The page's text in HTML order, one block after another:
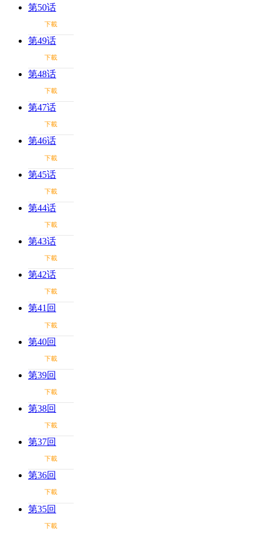
第50话
下載
第49话
下載
第48话
下載
第47话
下載
第46话
下載
第45话
下載
第44话
下載
第43话
下載
第42话
下載
第41回
下載
第40回
下載
第39回
下載
第38回
下載
第37回
下載
第36回
下載
第35回
下載